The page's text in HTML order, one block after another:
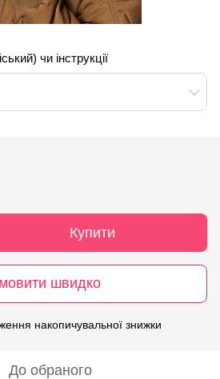
чи інструкції
Купити
швидко
накопичувальної знижки
До обраного